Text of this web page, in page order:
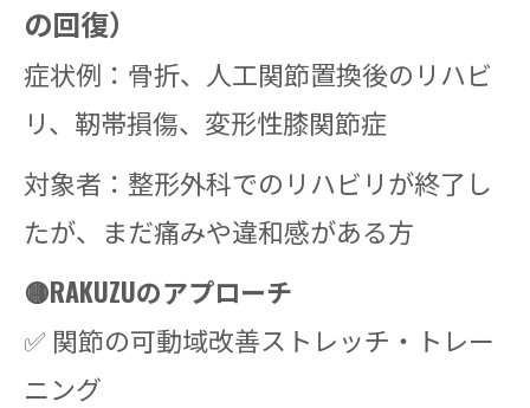
の回復）
症状例：骨折、人工関節置換後のリハビ
リ、靭帯損傷、変形性膝関節症
対象者：整形外科でのリハビリが終了し
たが、まだ痛みや違和感がある方
🟡RAKUZUのアプローチ
✅ 関節の可動域改善ストレッチ・トレー
ニング